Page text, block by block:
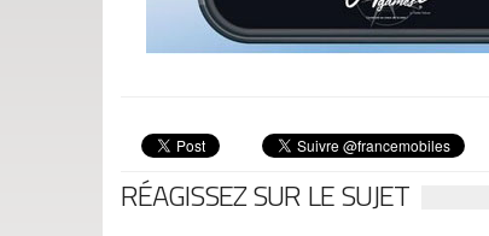
RÉAGISSEZ SUR LE SUJET